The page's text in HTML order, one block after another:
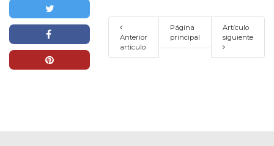
Anterior
artículo
Página
principal
Artículo
siguiente